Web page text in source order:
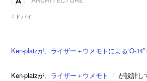
ドバイ
Ken-platzが、ライザー＋ウメモトによる”O-
Ken-platzが、 ライザー＋ウメモト
が設計し